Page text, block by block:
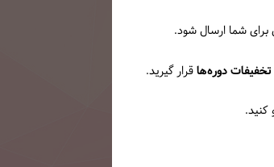
برای شما ارسال شود.
دوره‌هاقرار گیرید.
کنید.